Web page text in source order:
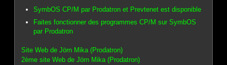
SymbOS CP/M par Prodatron et Prevtenet est disponible
Faites fonctionner des programmes CP/M sur SymbOS
par Prodatron
Site Web de Jörn Mika (Prodatron)
2ème site Web de Jörn Mika (Prodatron)